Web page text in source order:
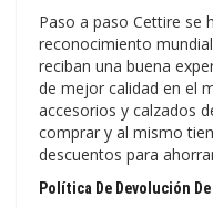
Paso a paso Cettire se
reconocimiento
reciban una buena
de mejor calidad en el
accesorios y calzados
comprar y al mismo
descuentos para
Política De Devolución